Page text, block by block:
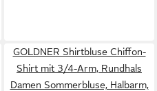
GOLDNER Shirtbluse Chiffon-
Shirt mit 3/4-Arm, Rundhals
Damen Sommerbluse, Halbarm,